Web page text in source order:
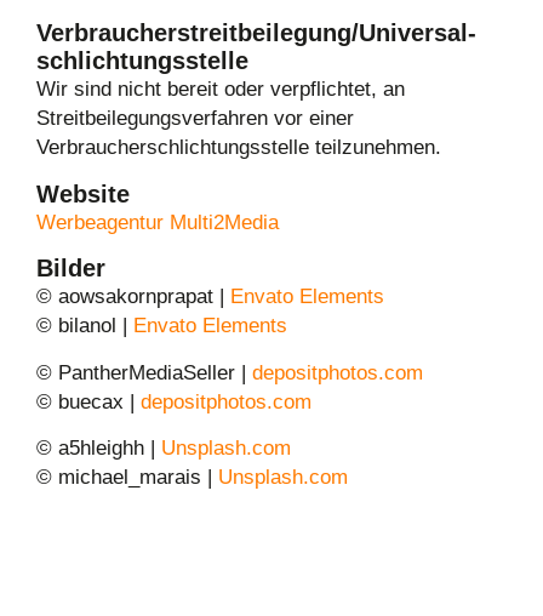
Verbraucher­streit­beilegung/Universal­
schlichtungs­stelle
Wir sind nicht bereit oder verpflichtet, an
Streitbeilegungsverfahren vor einer
Verbraucherschlichtungsstelle teilzunehmen.
Website
Werbeagentur Multi2Media
Bilder
© aowsakornprapat | Envato Elements
© bilanol | Envato Elements
© PantherMediaSeller | depositphotos.com
© buecax | depositphotos.com
© a5hleighh | Unsplash.com
© michael_marais | Unsplash.com